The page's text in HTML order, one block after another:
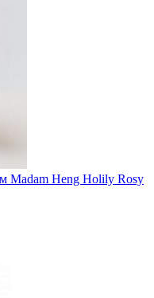
Madam Heng Holily Rosy